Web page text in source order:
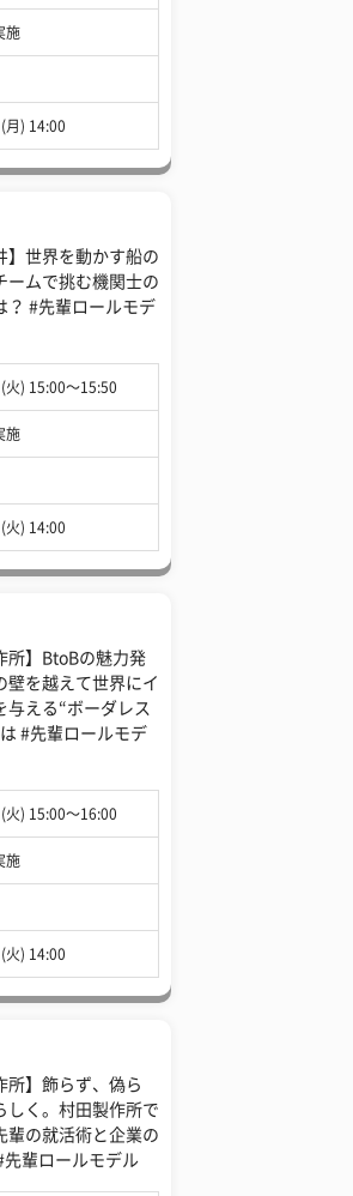
施
月) 14:00
】世界を動かす船の
ームで挑む機関士の
？ #先輩ロールモデ
火) 15:00〜15:50
施
火) 14:00
所】BtoBの魅力発
壁を越えて世界にイ
与える“ボーダレス
#先輩ロールモデ
火) 15:00〜16:00
施
火) 14:00
所】飾らず、偽ら
しく。村田製作所で
輩の就活術と企業の
先輩ロールモデル